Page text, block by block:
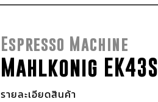
Espresso Machine
Mahlkonig EK43S
รายละเอียดสินค้า